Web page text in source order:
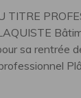
TITRE
sa rentrée